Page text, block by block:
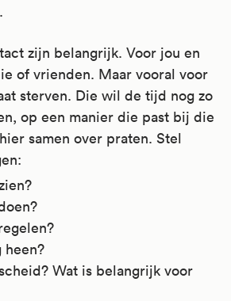
zijn belangrijk. Voor jou en
of vrienden. Maar vooral voor
sterven. Die wil de tijd nog zo
op een manier die past bij die
samen over praten. Stel
heen?
Wat is belangrijk voor